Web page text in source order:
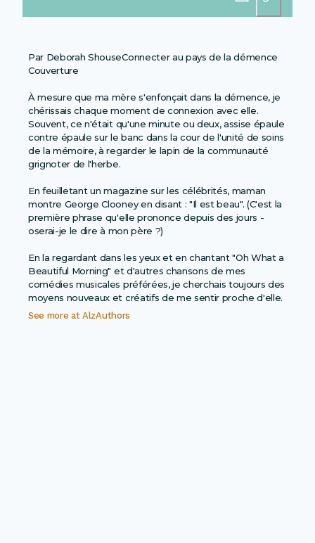
Par Deborah ShouseConnecter au pays de la démence
Couverture
À mesure que ma mère s'enfonçait dans la démence, je
chérissais chaque moment de connexion avec elle.
Souvent, ce n'était qu'une minute ou deux, assise épaule
contre épaule sur le banc dans la cour de l'unité de soins
de la mémoire, à regarder le lapin de la communauté
grignoter de l'herbe.
En feuilletant un magazine sur les célébrités, maman
montre George Clooney en disant : "Il est beau". (C'est la
première phrase qu'elle prononce depuis des jours -
oserai-je le dire à mon père ?)
En la regardant dans les yeux et en chantant "Oh What a
Beautiful Morning" et d'autres chansons de mes
comédies musicales préférées, je cherchais toujours des
moyens nouveaux et créatifs de me sentir proche d'elle.
See more at AlzAuthors